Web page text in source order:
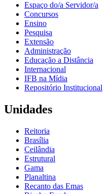
Espaço do/a Servidor/a
Concursos
Ensino
Pesquisa
Extensão
Administração
Educação a Distância
Internacional
IFB na Mídia
Repositório Institucional
Unidades
Reitoria
Brasília
Ceilândia
Estrutural
Gama
Planaltina
Recanto das Emas